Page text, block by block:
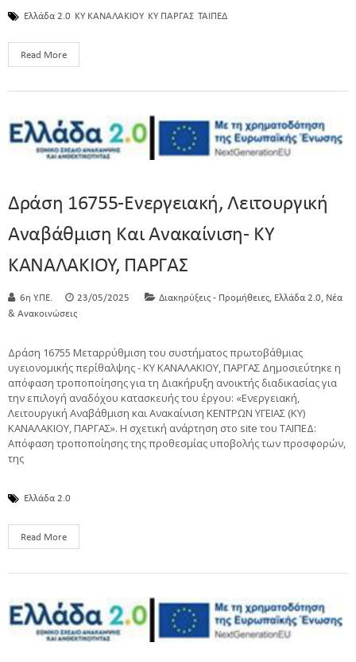
Ελλάδα 2.0 ΚΥ ΚΑΝΑΛΑΚΙΟΥ ΚΥ ΠΑΡΓΑΣ ΤΑΙΠΕΔ
Read More
Δράση 16755-Ενεργειακή, Λειτουργική
Αναβάθμιση Και Ανακαίνιση- ΚΥ
KANΑΛΑΚΙΟΥ, ΠΑΡΓΑΣ
6η Υ.ΠΕ. 23/05/2025 Διακηρύξεις - Προμήθειες, Ελλάδα 2.0, Νέα
& Ανακοινώσεις
Δράση 16755 Μεταρρύθμιση του συστήματος πρωτοβάθμιας
υγειονομικής περίθαλψης - ΚΥ KANΑΛΑΚΙΟΥ, ΠΑΡΓΑΣ Δημοσιεύτηκε η
απόφαση τροποποίησης για τη Διακήρυξη ανοικτής διαδικασίας για
την επιλογή αναδόχου κατασκευής του έργου: «Ενεργειακή,
Λειτουργική Αναβάθμιση και Ανακαίνιση ΚΕΝΤΡΩΝ ΥΓΕΙΑΣ (ΚΥ)
KANΑΛΑΚΙΟΥ, ΠΑΡΓΑΣ». Η σχετική ανάρτηση στο site του ΤΑΙΠΕΔ:
Απόφαση τροποποίησης της προθεσμίας υποβολής των προσφορών,
της
Ελλάδα 2.0
Read More